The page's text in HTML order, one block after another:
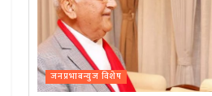
जनप्रभाबन्युज विशेष